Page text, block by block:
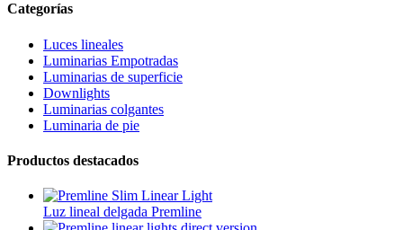
Categorías
Luces lineales
Luminarias Empotradas
Luminarias de superficie
Downlights
Luminarias colgantes
Luminaria de pie
Productos destacados
Luz lineal delgada Premline